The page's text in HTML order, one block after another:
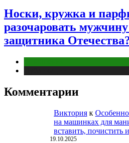
Носки, кружка и
разочаровать
защитника
Комментарии
Виктория к
на машинках для
вставить, почистить
19.10.2025